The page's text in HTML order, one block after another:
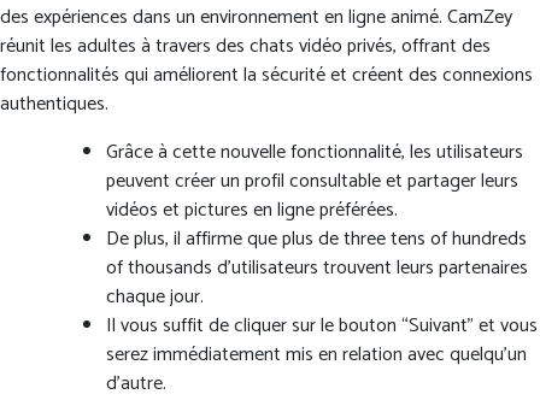
des expériences dans un environnement en ligne animé. CamZey
réunit les adultes à travers des chats vidéo privés, offrant des
fonctionnalités qui améliorent la sécurité et créent des connexions
authentiques.
Grâce à cette nouvelle fonctionnalité, les utilisateurs
peuvent créer un profil consultable et partager leurs
vidéos et pictures en ligne préférées.
De plus, il affirme que plus de three tens of hundreds
of thousands d’utilisateurs trouvent leurs partenaires
chaque jour.
Il vous suffit de cliquer sur le bouton “Suivant” et vous
serez immédiatement mis en relation avec quelqu’un
d’autre.